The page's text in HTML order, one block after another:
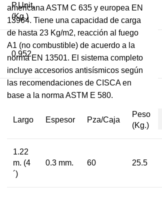
P.Unit.
(Kg.)
0.952
americana ASTM C 635 y europea EN
13964. Tiene una capacidad de carga
de hasta 23 Kg/m2, reacción al fuego
A1 (no combustible) de acuerdo a la
norma EN 13501. El sistema completo
incluye accesorios antisísmicos según
las recomendaciones de CISCA en
base a la norma ASTM E 580.
Largo Espesor Pza/Caja
Peso
(Kg.)
1.22
m. (4
´)
0.3 mm. 60 25.5